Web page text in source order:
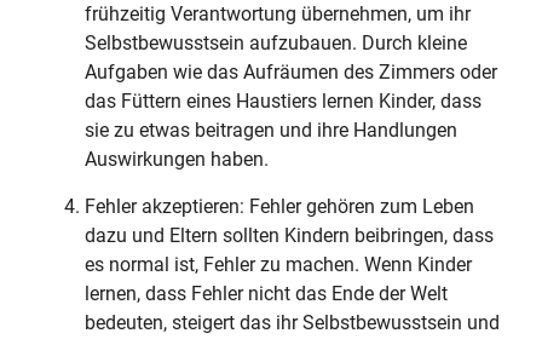
frühzeitig Verantwortung übernehmen, um ihr
Selbstbewusstsein aufzubauen. Durch kleine
Aufgaben wie das Aufräumen des Zimmers oder
das Füttern eines Haustiers lernen Kinder, dass
sie zu etwas beitragen und ihre Handlungen
Auswirkungen haben.
Fehler akzeptieren: Fehler gehören zum Leben
dazu und Eltern sollten Kindern beibringen, dass
es normal ist, Fehler zu machen. Wenn Kinder
lernen, dass Fehler nicht das Ende der Welt
bedeuten, steigert das ihr Selbstbewusstsein und